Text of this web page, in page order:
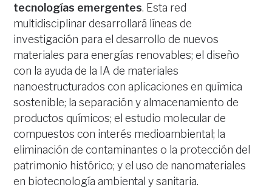
tecnologías emergentes. Esta red
multidisciplinar desarrollará líneas de
investigación para el desarrollo de nuevos
materiales para energías renovables; el diseño
con la ayuda de la IA de materiales
nanoestructurados con aplicaciones en química
sostenible; la separación y almacenamiento de
productos químicos; el estudio molecular de
compuestos con interés medioambiental; la
eliminación de contaminantes o la protección del
patrimonio histórico; y el uso de nanomateriales
en biotecnología ambiental y sanitaria.